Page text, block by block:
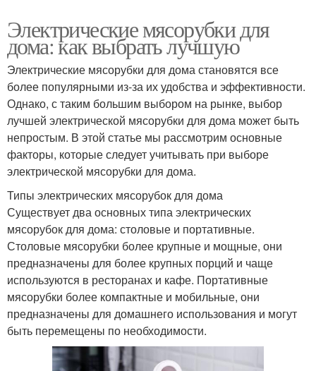
Электрические мясорубки для
дома: как выбрать лучшую
Электрические мясорубки для дома становятся все
более популярными из-за их удобства и эффективности.
Однако, с таким большим выбором на рынке, выбор
лучшей электрической мясорубки для дома может быть
непростым. В этой статье мы рассмотрим основные
факторы, которые следует учитывать при выборе
электрической мясорубки для дома.
Типы электрических мясорубок для дома
Существует два основных типа электрических
мясорубок для дома: столовые и портативные.
Столовые мясорубки более крупные и мощные, они
предназначены для более крупных порций и чаще
используются в ресторанах и кафе. Портативные
мясорубки более компактные и мобильные, они
предназначены для домашнего использования и могут
быть перемещены по необходимости.